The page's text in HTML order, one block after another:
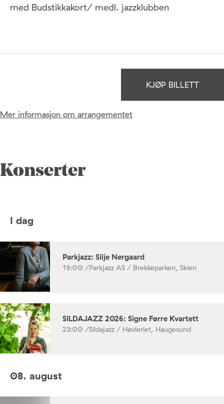
med Budstikkakort/ medl. jazzklubben
KJØP BILLETT
Mer informasjon om arrangementet
Konserter
I dag
Parkjazz: Silje Nergaard
19:00 /Parkjazz AS / Brekkeparken, Skien
SILDAJAZZ 2026: Signe Førre Kvartett
23:00 /Sildajazz / Høvleriet, Haugesund
08. august